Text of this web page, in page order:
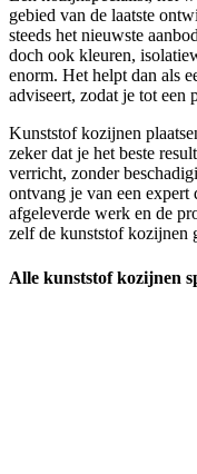
gebied van de laatste
steeds het nieuwste
doch ook kleuren,
enorm. Het helpt dan als
adviseert, zodat je tot een
Kunststof kozijnen
zeker dat je het beste
verricht, zonder
ontvang je van een
afgeleverde werk en de
zelf de kunststof kozijnen
Alle kunststof kozijnen